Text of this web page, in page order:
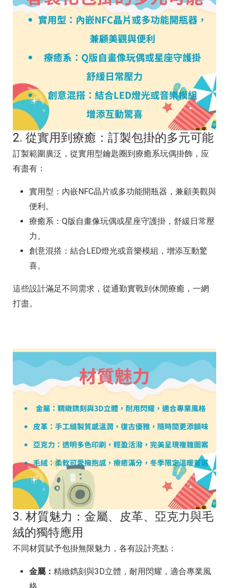
2. 從實用到療癒：訂製包掛的多元可能
訂製範圍廣泛，從實用型鑰匙圈到療癒系玩偶掛飾，应
有盡有：
實用型：內嵌NFC晶片或多功能開瓶器，兼顧美觀與
便利。
療癒系：Q版自畫像玩偶或星座守護掛，舒緩日常壓
力。
創意混搭：結合LED燈光或音樂模組，增添互動驚
喜。
這些設計滿足不同需求，從通勤實戰到休閒療癒，一網
打盡。
3. 材質魅力：金屬、皮革、亞克力與毛
絨的獨特應用
不同材質賦予包掛無限魅力，各有設計亮點：
金屬： 精緻鐫刻與3D立體，耐用閃耀，適合專業風